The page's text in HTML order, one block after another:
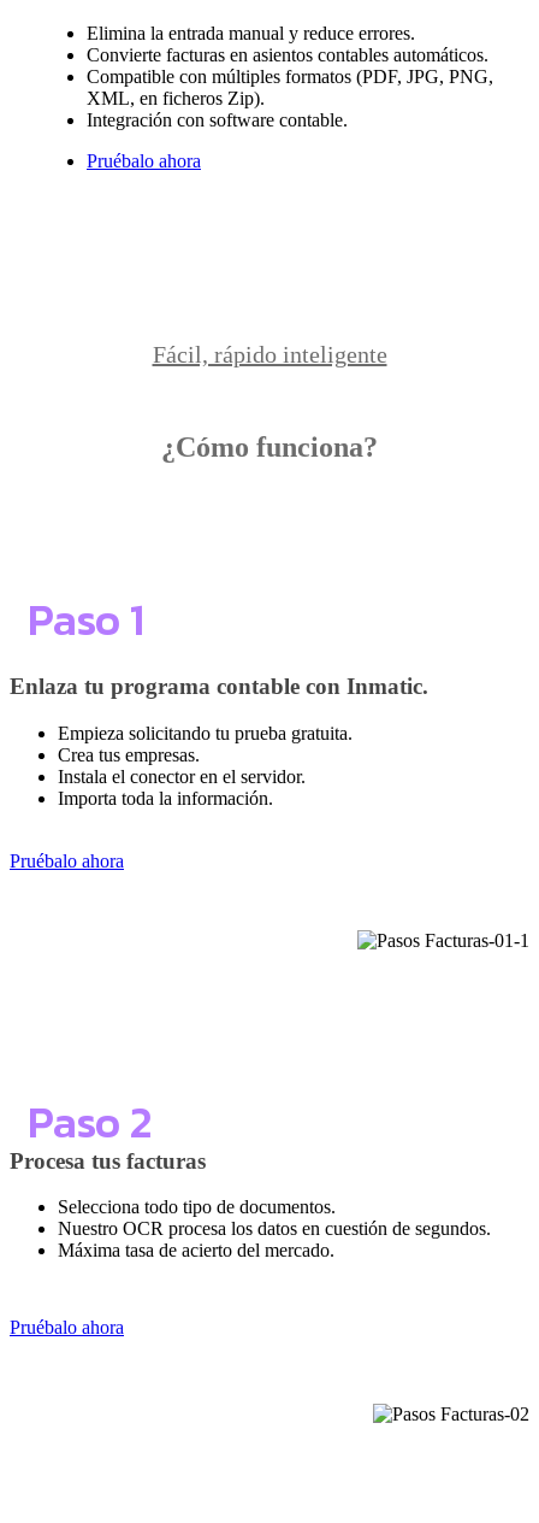
Elimina la entrada manual y reduce errores.
Convierte facturas en asientos contables automáticos.
Compatible con múltiples formatos (PDF, JPG, PNG,
XML, en ficheros Zip).
Integración con software contable.
Pruébalo ahora
Fácil, rápido inteligente
¿Cómo funciona?
Paso 1
Enlaza tu programa contable con Inmatic.
Empieza solicitando tu prueba gratuita.
Crea tus empresas.
Instala el conector en el servidor.
Importa toda la información.
Pruébalo ahora
Paso 2
Procesa tus facturas
Selecciona todo tipo de documentos.
Nuestro OCR procesa los datos en cuestión de segundos.
Máxima tasa de acierto del mercado.
Pruébalo ahora